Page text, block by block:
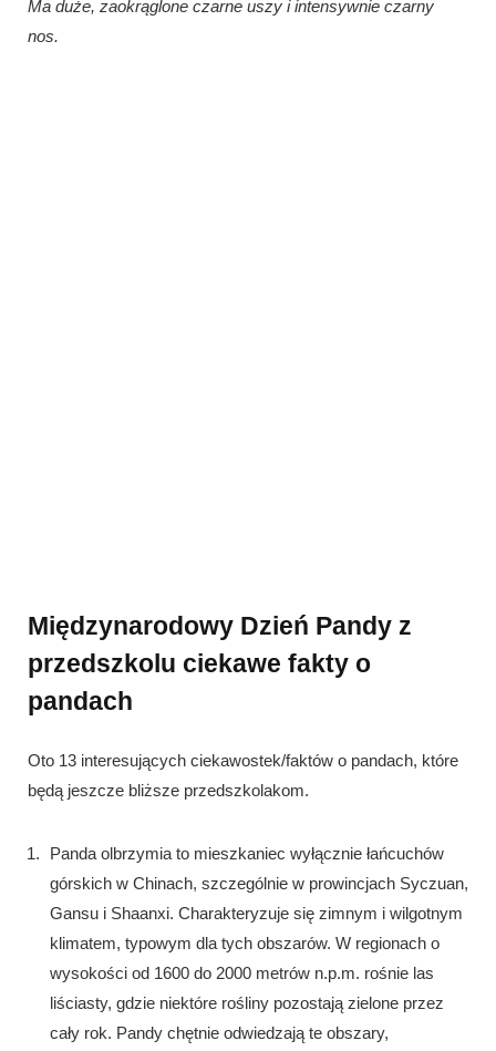
Ma duże, zaokrąglone czarne uszy i intensywnie czarny
nos.
Międzynarodowy Dzień Pandy z
przedszkolu ciekawe fakty o
pandach
Oto 13 interesujących ciekawostek/faktów o pandach, które
będą jeszcze bliższe przedszkolakom.
Panda olbrzymia to mieszkaniec wyłącznie łańcuchów
górskich w Chinach, szczególnie w prowincjach Syczuan,
Gansu i Shaanxi. Charakteryzuje się zimnym i wilgotnym
klimatem, typowym dla tych obszarów. W regionach o
wysokości od 1600 do 2000 metrów n.p.m. rośnie las
liściasty, gdzie niektóre rośliny pozostają zielone przez
cały rok. Pandy chętnie odwiedzają te obszary,